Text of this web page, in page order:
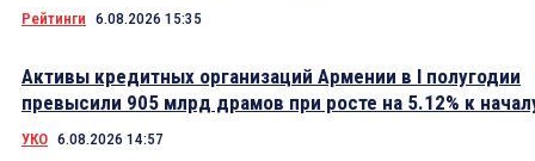
Рейтинги 6.08.2026 15:35
Активы кредитных организаций Армении в I полугодии
превысили 905 млрд драмов при росте на 5.12% к
УКО 6.08.2026 14:57